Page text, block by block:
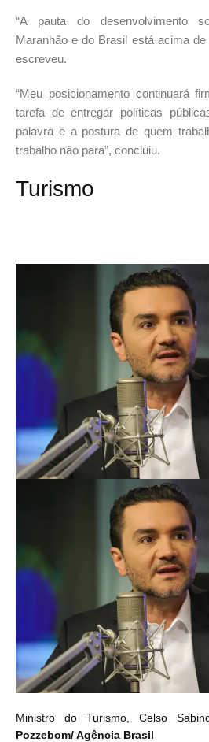
“A pauta do desenvolvimento
Maranhão e do Brasil está acima de
escreveu.
“Meu posicionamento continuará
tarefa de entregar políticas
palavra e a postura de quem
trabalho não para”, concluiu.
Turismo
Ministro do Turismo, Celso
Pozzebom/ Agência Brasil